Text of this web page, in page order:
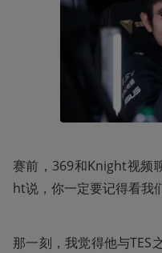
赛前，369和Knight视频
ht说，你一定要记得看我
那一刻，我觉得他与TES